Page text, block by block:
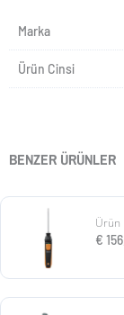
Marka
Ürün Cinsi
BENZER ÜRÜNLER
Ürün
€